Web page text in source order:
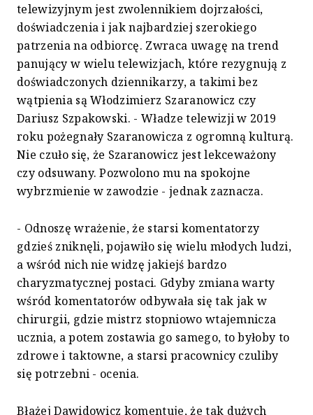
telewizyjnym jest zwolennikiem dojrzałości,
doświadczenia i jak najbardziej szerokiego
patrzenia na odbiorcę. Zwraca uwagę na trend
panujący w wielu telewizjach, które rezygnują z
doświadczonych dziennikarzy, a takimi bez
wątpienia są Włodzimierz Szaranowicz czy
Dariusz Szpakowski. - Władze telewizji w 2019
roku pożegnały Szaranowicza z ogromną kulturą.
Nie czuło się, że Szaranowicz jest lekceważony
czy odsuwany. Pozwolono mu na spokojne
wybrzmienie w zawodzie - jednak zaznacza.
- Odnoszę wrażenie, że starsi komentatorzy
gdzieś zniknęli, pojawiło się wielu młodych ludzi,
a wśród nich nie widzę jakiejś bardzo
charyzmatycznej postaci. Gdyby zmiana warty
wśród komentatorów odbywała się tak jak w
chirurgii, gdzie mistrz stopniowo wtajemnicza
ucznia, a potem zostawia go samego, to byłoby to
zdrowe i taktowne, a starsi pracownicy czuliby
się potrzebni - ocenia.
Błażej Dawidowicz komentuje, że tak dużych